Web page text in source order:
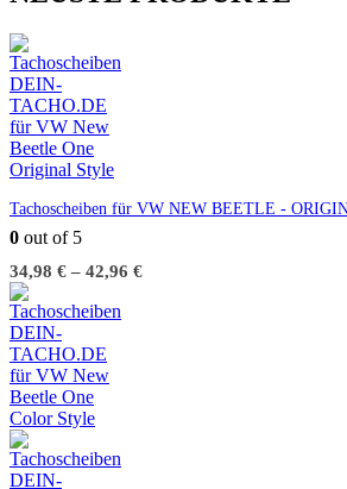
Tachoscheiben für VW NEW BEETLE -
0 out of 5
34,98 € – 42,96 €